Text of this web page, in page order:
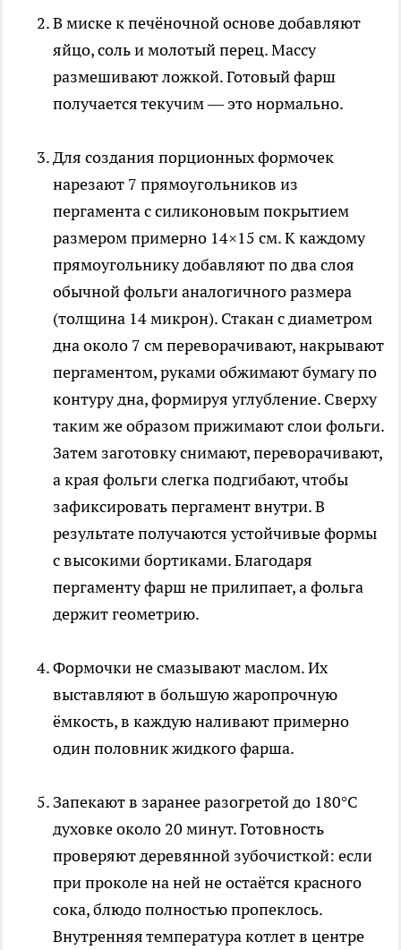
В миске к печёночной основе добавляют
яйцо, соль и молотый перец. Массу
размешивают ложкой. Готовый фарш
получается текучим — это нормально.
Для создания порционных формочек
нарезают 7 прямоугольников из
пергамента с силиконовым покрытием
размером примерно 14×15 см. К каждому
прямоугольнику добавляют по два слоя
обычной фольги аналогичного размера
(толщина 14 микрон). Стакан с диаметром
дна около 7 см переворачивают, накрывают
пергаментом, руками обжимают бумагу по
контуру дна, формируя углубление. Сверху
таким же образом прижимают слои фольги.
Затем заготовку снимают, переворачивают,
а края фольги слегка подгибают, чтобы
зафиксировать пергамент внутри. В
результате получаются устойчивые формы
с высокими бортиками. Благодаря
пергаменту фарш не прилипает, а фольга
держит геометрию.
Формочки не смазывают маслом. Их
выставляют в большую жаропрочную
ёмкость, в каждую наливают примерно
один половник жидкого фарша.
Запекают в заранее разогретой до 180°C
духовке около 20 минут. Готовность
проверяют деревянной зубочисткой: если
при проколе на ней не остаётся красного
сока, блюдо полностью пропеклось.
Внутренняя температура котлет в центре